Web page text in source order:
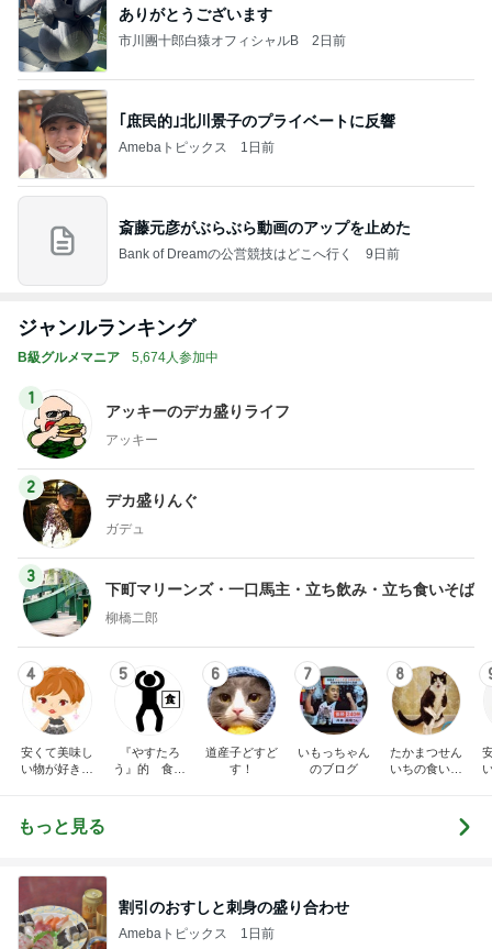
ありがとうございます
市川團十郎白猿オフィシャルB 2日前
｢庶民的｣北川景子のプライベートに反響
Amebaトピックス 1日前
斎藤元彦がぶらぶら動画のアップを止めた
Bank of Dreamの公営競技はどこへ行く 9日前
ジャンルランキング
B級グルメマニア 5,674人参加中
1
アッキーのデカ盛りライフ
アッキー
2
デカ盛りんぐ
ガデュ
3
下町マリーンズ・一口馬主・立ち飲み・立ち食いそば
柳橋二郎
4
安くて美味し
い物が好き☆
5
『やすたろ
う』的 食の
6
道産子どすど
す！
7
いもっちゃん
のブログ
8
たかまつせん
いちの食い散
もっと見る
割引のおすしと刺身の盛り合わせ
Amebaトピックス 1日前